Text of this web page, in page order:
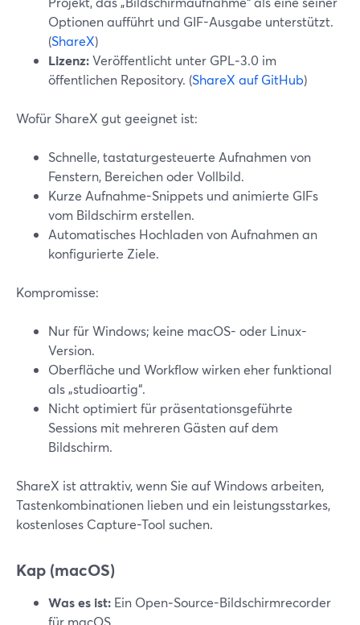
Optionen aufführt und GIF-Ausgabe unterstützt.
(ShareX)
Lizenz:Veröffentlicht unter GPL‑3.0 im
öffentlichen Repository. (ShareX auf GitHub)
Wofür ShareX gut geeignet ist:
Schnelle, tastaturgesteuerte Aufnahmen von
Fenstern, Bereichen oder Vollbild.
Kurze Aufnahme-Snippets und animierte GIFs
vom Bildschirm erstellen.
Automatisches Hochladen von Aufnahmen an
konfigurierte Ziele.
Kompromisse:
Nur für Windows; keine macOS- oder Linux-
Version.
Oberfläche und Workflow wirken eher funktional
als „studioartig“.
Nicht optimiert für präsentationsgeführte
Sessions mit mehreren Gästen auf dem
Bildschirm.
ShareX ist attraktiv, wenn Sie auf Windows arbeiten,
Tastenkombinationen lieben und ein leistungsstarkes,
kostenloses Capture-Tool suchen.
Kap (macOS)
Was es ist: Ein Open‑Source-Bildschirmrecorder
für macOS.